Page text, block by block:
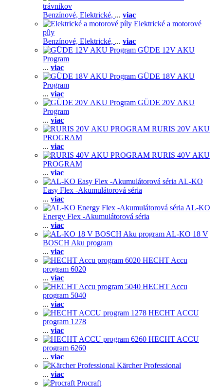
trávnikov
Benzínové, Elektrické, ... viac
Elektrické a motorové
píly
Benzínové, Elektrické, ... viac
GÜDE 12V AKU
Program
... viac
GÜDE 18V AKU
Program
... viac
GÜDE 20V AKU
Program
... viac
RURIS 20V AKU
PROGRAM
... viac
RURIS 40V AKU
PROGRAM
... viac
AL-KO
Easy Flex -Akumulátorová séria
... viac
AL-KO
Energy Flex -Akumulátorová séria
... viac
AL-KO 18 V
BOSCH Aku program
... viac
HECHT Accu
program 6020
... viac
HECHT Accu
program 5040
... viac
HECHT ACCU
program 1278
... viac
HECHT ACCU
program 6260
... viac
Kärcher Professional
... viac
Procraft